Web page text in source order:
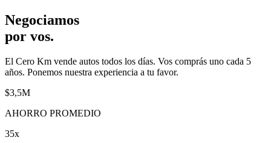
Negociamos
por vos.
El Cero Km vende autos todos los días. Vos comprás uno cada 5
años. Ponemos nuestra experiencia a tu favor.
$3,5M
AHORRO PROMEDIO
35x